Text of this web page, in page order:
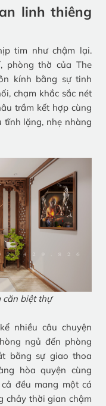
linh thiêng
tim như chậm lại.
phòng thờ của The
kính bằng sự tinh
chạm khắc sắc nét
trầm kết hợp cùng
tĩnh lặng, nhẹ nhàng
căn biệt thự
nhiều câu chuyện
ngủ đến phòng
bằng sự giao thoa
hòa quyện cùng
đều mang một cá
chảy thời gian chậm